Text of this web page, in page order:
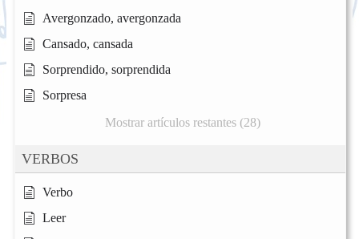
Avergonzado, avergonzada
Cansado, cansada
Sorprendido, sorprendida
Sorpresa
Mostrar artículos restantes (28)
VERBOS
Verbo
Leer